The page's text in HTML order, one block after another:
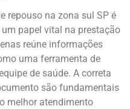
repouso na zona sul SP é
papel vital na prestação
reúne informações
uma ferramenta de
de saúde. A correta
são fundamentais
melhor atendimento